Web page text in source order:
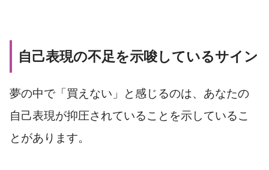
自己表現の不足を示唆しているサイン
夢の中で「買えない」と感じるのは、あなたの
自己表現が抑圧されていることを示しているこ
とがあります。